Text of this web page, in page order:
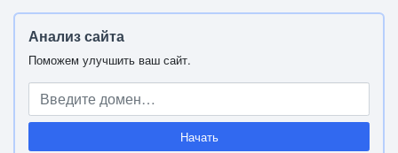
Анализ сайта
Поможем улучшить ваш сайт.
Начать